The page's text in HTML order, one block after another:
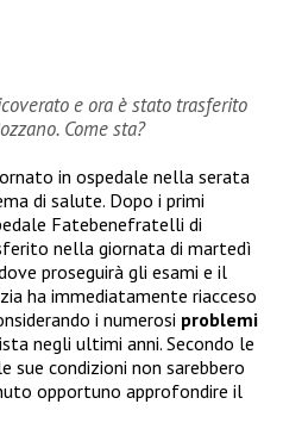
e ora è stato trasferito
Come sta?
in ospedale nella serata
di salute. Dopo i primi
Fatebenefratelli di
nella giornata di martedì
proseguirà gli esami e il
ha immediatamente riacceso
i numerosi problemi
negli ultimi anni. Secondo le
sue condizioni non sarebbero
opportuno approfondire il